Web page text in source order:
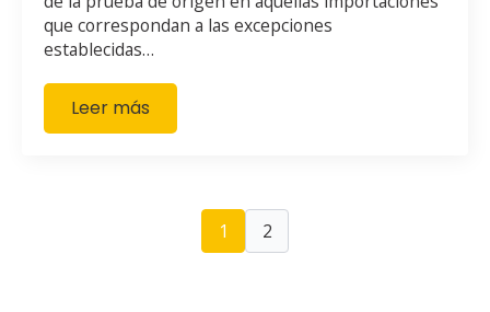
que correspondan a las excepciones
establecidas…
Leer más
1 2